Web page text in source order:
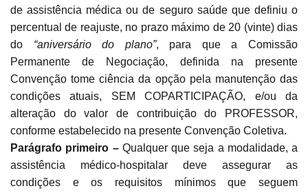
de assistência médica ou de seguro saúde que definiu o
percentual de reajuste, no prazo máximo de 20 (vinte) dias
do “aniversário do plano”, para que a Comissão
Permanente de Negociação, definida na presente
Convenção tome ciência da opção pela manutenção das
condições atuais, SEM COPARTICIPAÇÃO, e/ou da
alteração do valor de contribuição do PROFESSOR,
conforme estabelecido na presente Convenção Coletiva.
Parágrafo primeiro – Qualquer que seja a modalidade, a
assistência médico-hospitalar deve assegurar as
condições e os requisitos mínimos que seguem